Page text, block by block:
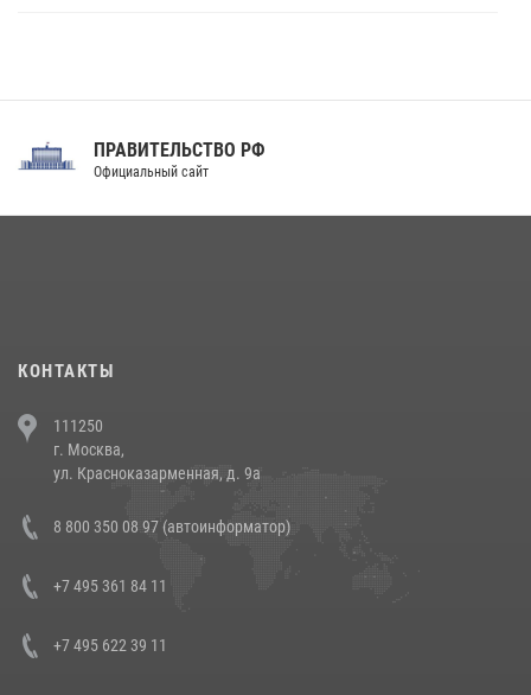
Праздник «Один день с Росгвардией» к 105-летию Центрального
напавших на бригаду скорой помощи (видео)
14 июля 2026, 12:20
В Росгвардии прошла военно-научная конференция по обобщению
боевого опыта
ПРАВИТЕЛЬСТВО РФ
Официальный сайт
КОНТАКТЫ
111250
г. Москва,
ул. Красноказарменная, д. 9а
8 800 350 08 97 (автоинформатор)
+7 495 361 84 11
+7 495 622 39 11